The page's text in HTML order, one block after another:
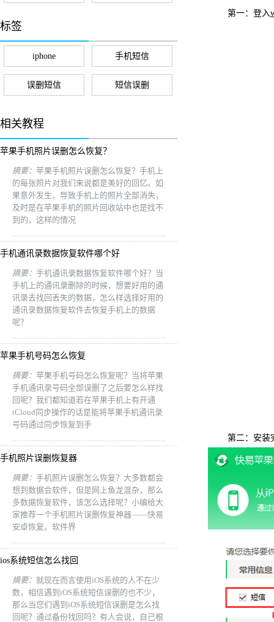
标签
iphone 手机短信
误删短信 短信误删
相关教程
苹果手机照片误删怎么恢复？
摘要： 苹果手机照片误删怎么恢复？手机上
的每张照片对我们来说都是美好的回忆。如
果意外发生，导致手机上的照片全部消失，
及时是在苹果手机的照片回收站中也是找不
到的，这样的情况
手机通讯录数据恢复软件哪个好
摘要： 手机通讯录数据恢复软件哪个好？当
手机上的通讯录删除的时候，想要好用的通
讯录去找回丢失的数据，怎么样选择好用的
通讯录数据恢复软件去恢复手机上的数据
呢？
苹果手机号码怎么恢复
摘要： 苹果手机号码怎么恢复呢？当将苹果
手机通讯录号码全部误删了之后要怎么样找
回呢？我们都知道若在苹果手机上有开通
iCloud同步操作的话是能将苹果手机通讯录
号码通过同步恢复到手
手机照片误删恢复器
摘要： 手机照片误删怎么恢复？大多数都会
想到数据会软件，但是网上鱼龙混杂，那么
多数据恢复软件，该怎么选择呢？小编给大
家推荐一个手机照片误删恢复神器——快易
安卓恢复。软件界
ios系统短信怎么找回
摘要： 就现在而言使用iOS系统的人不在少
数，相信遇到iOS系统短信误删的也不少，
那么当您们遇到iOS系统短信误删是怎么找
回呢？通过备份找回吗？有人会说，自己根
第一：登入
第二：安装完